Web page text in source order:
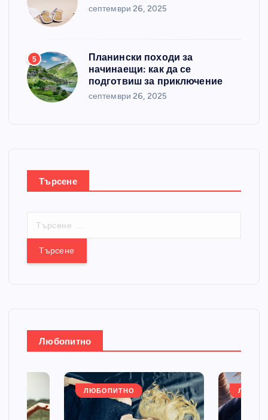
септември 26, 2025
5
Планински походи за
начинаещи: как да се
подготвиш за приключение
септември 26, 2025
Търсене
а
Любопитно
ЛЮБОПИТНО